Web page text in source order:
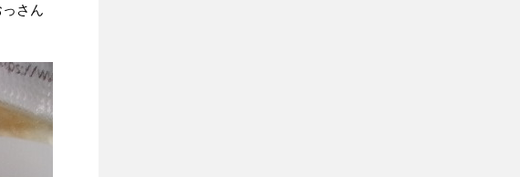
さん